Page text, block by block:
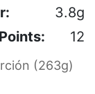
3.8g
12
(263g)